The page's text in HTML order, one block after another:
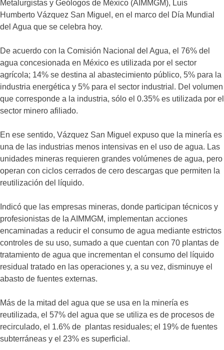
Metalurgistas y Geólogos de México (AIMMGM), Luis
Humberto Vázquez San Miguel, en el marco del Día Mundial
del Agua que se celebra hoy.
De acuerdo con la Comisión Nacional del Agua, el 76% del
agua concesionada en México es utilizada por el sector
agrícola; 14% se destina al abastecimiento público, 5% para la
industria energética y 5% para el sector industrial. Del volumen
que corresponde a la industria, sólo el 0.35% es utilizada por el
sector minero afiliado.
En ese sentido, Vázquez San Miguel expuso que la minería es
una de las industrias menos intensivas en el uso de agua. Las
unidades mineras requieren grandes volúmenes de agua, pero
operan con ciclos cerrados de cero descargas que permiten la
reutilización del líquido.
Indicó que las empresas mineras, donde participan técnicos y
profesionistas de la AIMMGM, implementan acciones
encaminadas a reducir el consumo de agua mediante estrictos
controles de su uso, sumado a que cuentan con 70 plantas de
tratamiento de agua que incrementan el consumo del líquido
residual tratado en las operaciones y, a su vez, disminuye el
abasto de fuentes externas.
Más de la mitad del agua que se usa en la minería es
reutilizada, el 57% del agua que se utiliza es de procesos de
recirculado, el 1.6% de plantas residuales; el 19% de fuentes
subterráneas y el 23% es superficial.